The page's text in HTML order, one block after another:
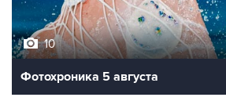
10
Фотохроника 5 августа